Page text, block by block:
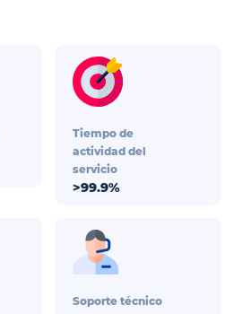
Tiempo de
actividad del
servicio
>99.9%
Soporte técnico